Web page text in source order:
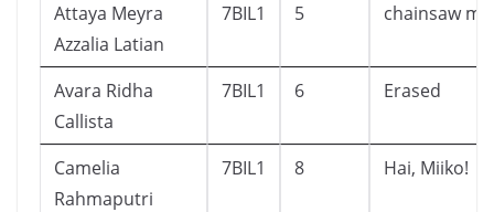
Attaya Meyra
Azzalia Latian
7BIL1 5 chainsaw
Avara Ridha
Callista
7BIL1 6 Erased
Camelia
Rahmaputri
7BIL1 8 Hai, Miiko!